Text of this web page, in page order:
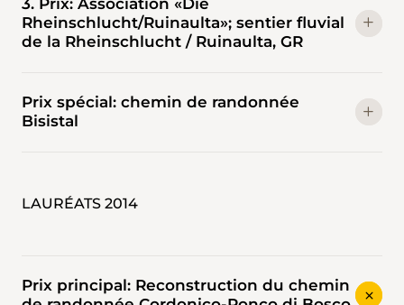
3. Prix: Association «Die
Rheinschlucht/Ruinaulta»; sentier fluvial
de la Rheinschlucht / Ruinaulta, GR
Prix spécial: chemin de randonnée
Bisistal
LAURÉATS 2014
Prix principal: Reconstruction du chemin